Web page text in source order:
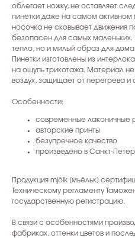
облегает ножку, не оставляет
пинетки даже на самом
носочка не сковывает движения
безопасен для самых маленьких.
тепло, но и милый образ для
Пинетки изготовлены из
на ощупь трикотажа. Материал
воздух, защищает от перегрева и
Особенности:
современные лаконичные
авторские принты
безупречное качество
произведено в Санкт-
Продукция mjölk [мьёльк]
Техническому регламенту
государственную регистрацию.
В связи с особенностями
фабриках, оттенки цветов и